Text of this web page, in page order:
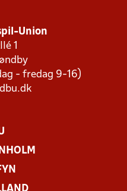
Union
1
- fredag 9-16)